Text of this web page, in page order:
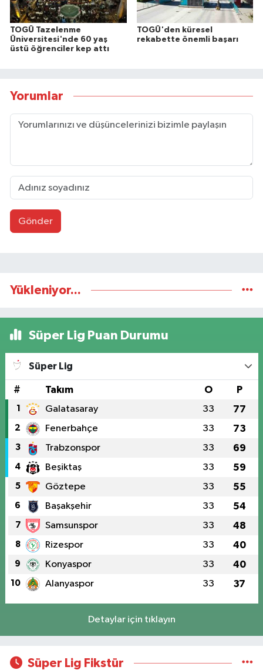
TOGÜ Tazelenme
Üniversitesi'nde 60 yaş
üstü öğrenciler kep attı
TOGÜ'den küresel
rekabette önemli başarı
Yorumlar
Gönder
Yükleniyor...
Süper Lig Puan Durumu
Süper Lig
# Takım O P
1 Galatasaray 33 77
2 Fenerbahçe 33 73
3 Trabzonspor 33 69
4 Beşiktaş 33 59
5 Göztepe 33 55
6 Başakşehir 33 54
7 Samsunspor 33 48
8 Rizespor 33 40
9 Konyaspor 33 40
10 Alanyaspor 33 37
Detaylar için tıklayın
Süper Lig Fikstür